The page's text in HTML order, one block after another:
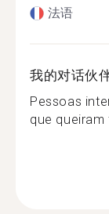
法语
我的对话伙
Pessoas
que queiram